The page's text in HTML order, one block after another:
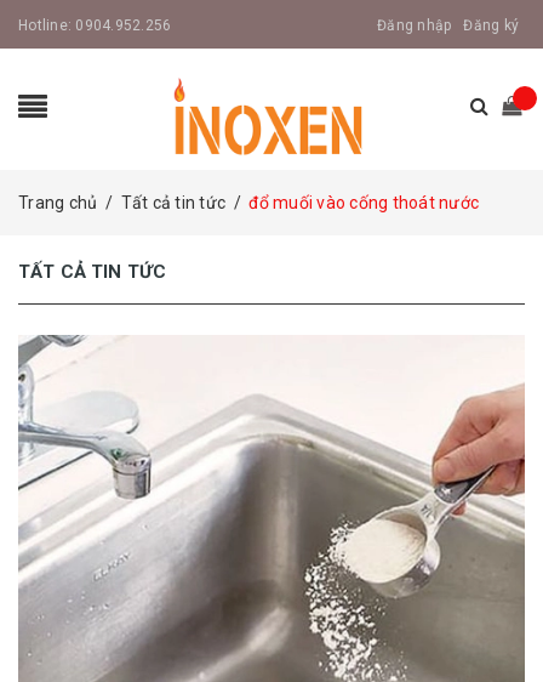
Hotline: 0904.952.256 Đăng nhập Đăng ký
Trang chủ / Tất cả tin tức / đổ muối vào cống thoát nước
TẤT CẢ TIN TỨC